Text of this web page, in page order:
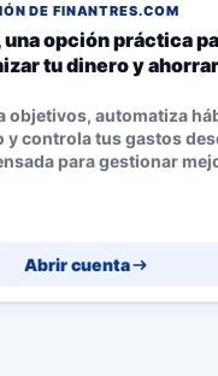
DE FINANTRES.COM
una opción práctica
tu dinero y
objetivos, automatiza
y controla tus gastos
para gestionar
Abrir cuenta